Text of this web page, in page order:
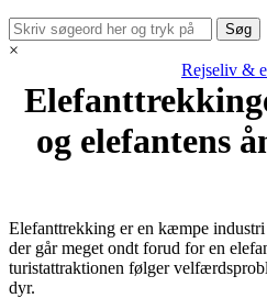
×
Rejseliv &
og elefantens
Elefanttrekking er en kæmpe
der går meget ondt forud for en
turistattraktionen følger
dyr.